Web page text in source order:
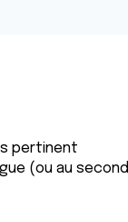
pertinent
(ou au second